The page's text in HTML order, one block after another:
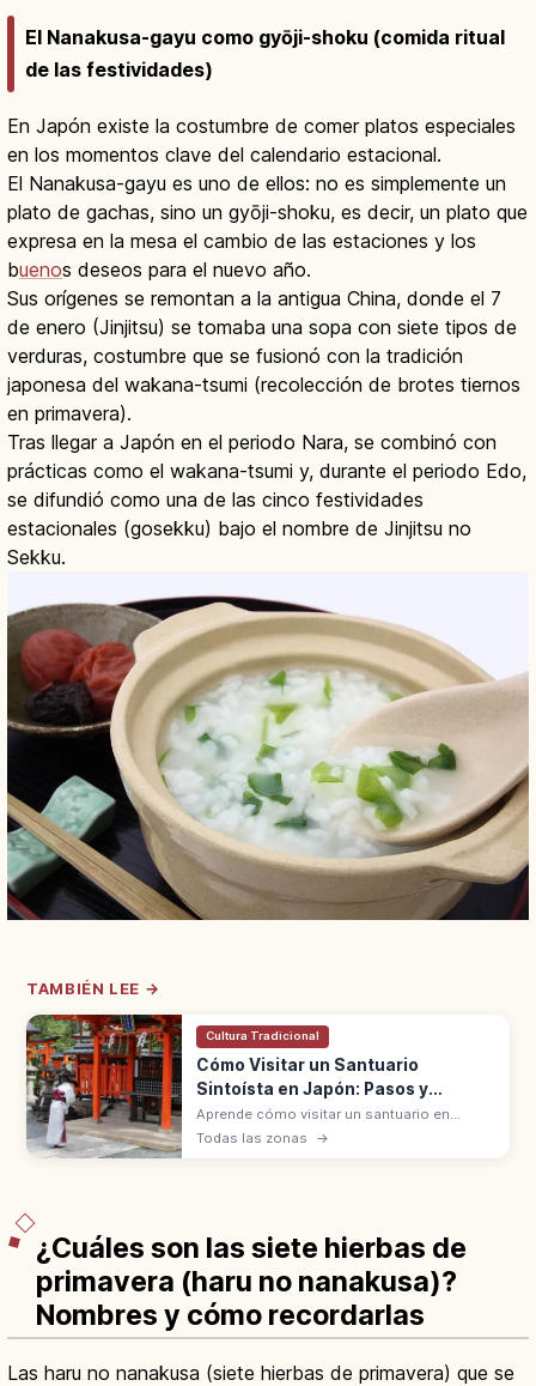
El Nanakusa-gayu como gyōji-shoku (comida ritual
de las festividades)
En Japón existe la costumbre de comer platos especiales
en los momentos clave del calendario estacional.
El Nanakusa-gayu es uno de ellos: no es simplemente un
plato de gachas, sino un gyōji-shoku, es decir, un plato que
expresa en la mesa el cambio de las estaciones y los
buenos deseos para el nuevo año.
Sus orígenes se remontan a la antigua China, donde el 7
de enero (Jinjitsu) se tomaba una sopa con siete tipos de
verduras, costumbre que se fusionó con la tradición
japonesa del wakana-tsumi (recolección de brotes tiernos
en primavera).
Tras llegar a Japón en el periodo Nara, se combinó con
prácticas como el wakana-tsumi y, durante el periodo Edo,
se difundió como una de las cinco festividades
estacionales (gosekku) bajo el nombre de Jinjitsu no
Sekku.
TAMBIÉN LEE →
Cultura Tradicional
Cómo Visitar un Santuario
Sintoísta en Japón: Pasos y
Normas
Aprende cómo visitar un santuario en
Japón: significado, pasos básicos y
Todas las zonas →
¿Cuáles son las siete hierbas de
primavera (haru no nanakusa)?
Nombres y cómo recordarlas
Las haru no nanakusa (siete hierbas de primavera) que se